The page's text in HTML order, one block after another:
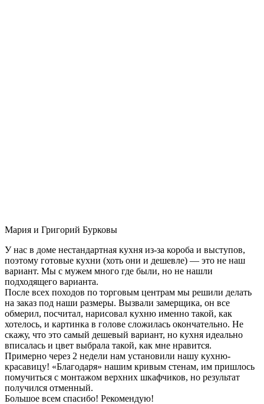
Мария и Григорий Бурковы
У нас в доме нестандартная кухня из-за короба и выступов,
поэтому готовые кухни (хоть они и дешевле) — это не наш
вариант. Мы с мужем много где были, но не нашли
подходящего варианта.
После всех походов по торговым центрам мы решили делать
на заказ под наши размеры. Вызвали замерщика, он все
обмерил, посчитал, нарисовал кухню именно такой, как
хотелось, и картинка в голове сложилась окончательно. Не
скажу, что это самый дешевый вариант, но кухня идеально
вписалась и цвет выбрала такой, как мне нравится.
Примерно через 2 недели нам установили нашу кухню-
красавицу! «Благодаря» нашим кривым стенам, им пришлось
помучиться с монтажом верхних шкафчиков, но результат
получился отменный.
Большое всем спасибо! Рекомендую!